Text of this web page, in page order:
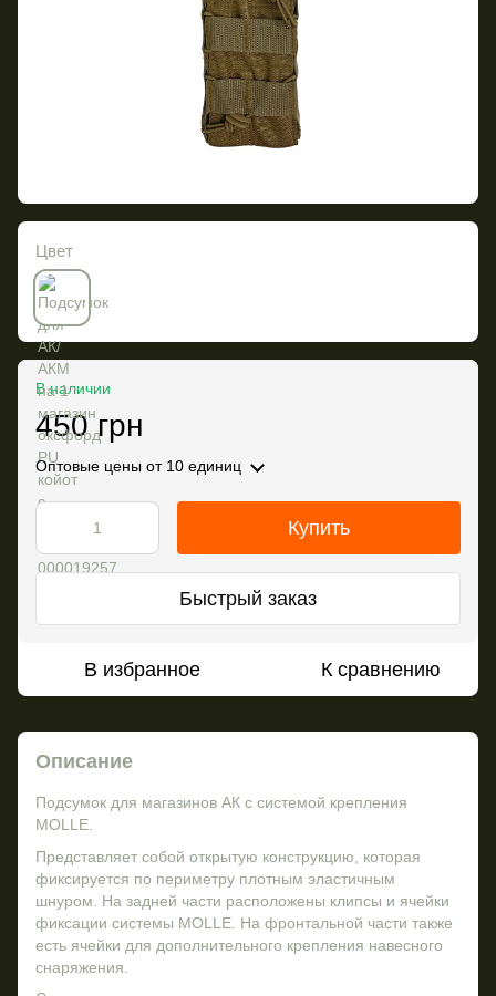
Цвет
В наличии
450 грн
Оптовые цены от 10 единиц
Купить
Быстрый заказ
В избранное К сравнению
Описание
Подсумок для магазинов АК с системой крепления
MOLLE.
Представляет собой открытую конструкцию, которая
фиксируется по периметру плотным эластичным
шнуром. На задней части расположены клипсы и ячейки
фиксации системы MOLLE. На фронтальной части также
есть ячейки для дополнительного крепления навесного
снаряжения.